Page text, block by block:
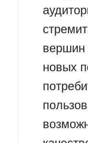
вершин
новых